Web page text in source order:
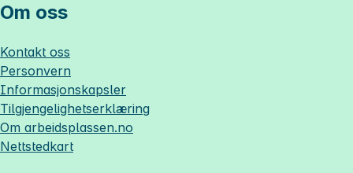
Om oss
Kontakt oss
Personvern
Informasjonskapsler
Tilgjengelighetserklæring
Om arbeidsplassen.no
Nettstedkart